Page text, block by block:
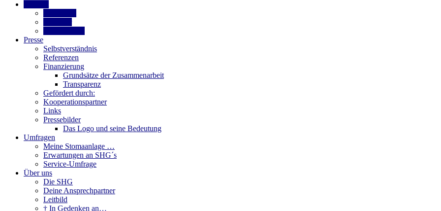
Presse
Selbstverständnis
Referenzen
Finanzierung
Grundsätze der Zusammenarbeit
Transparenz
Gefördert durch:
Kooperationspartner
Links
Pressebilder
Das Logo und seine Bedeutung
Umfragen
Meine Stomaanlage …
Erwartungen an SHG´s
Service-Umfrage
Über uns
Die SHG
Deine Ansprechpartner
Leitbild
† In Gedenken an…